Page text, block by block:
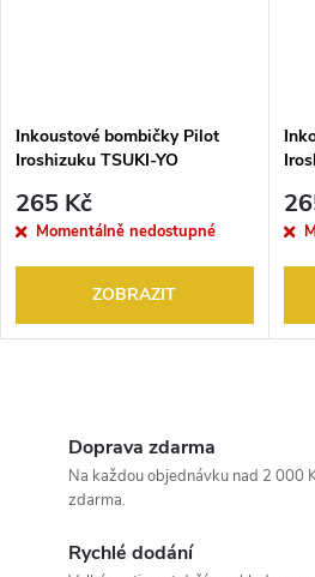
Inkoustové bombičky Pilot
Iroshizuku TSUKI-YO
265 Kč
Momentálně nedostupné
ZOBRAZIT
Doprava zdarma
Na každou objednávku nad 2 000
zdarma.
Rychlé dodání